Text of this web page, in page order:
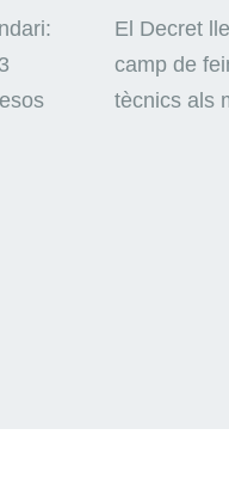
El Decret
camp de
tècnics als